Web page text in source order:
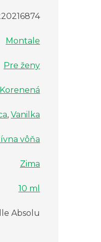
Montale
Pre ženy
Korenená
, Vanilka
vôňa
Zima
10 ml
Absolu